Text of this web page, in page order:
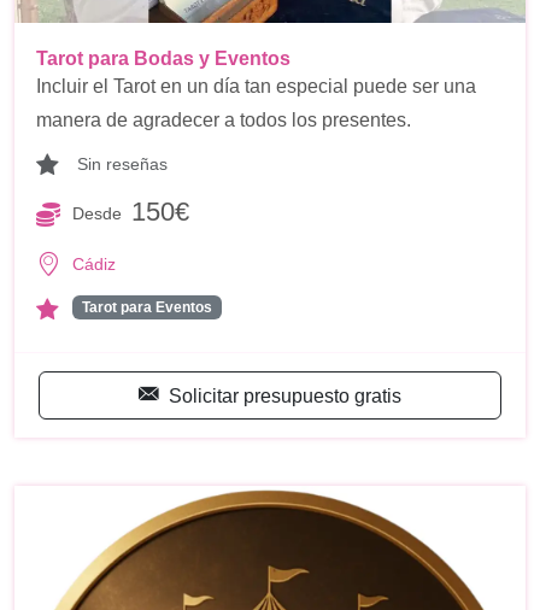
Tarot para Bodas y Eventos
Incluir el Tarot en un día tan especial puede ser una
manera de agradecer a todos los presentes.
Sin reseñas
Desde 150€
Cádiz
Tarot para Eventos
Solicitar presupuesto gratis